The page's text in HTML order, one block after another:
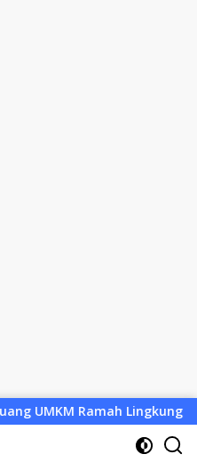
Lingkungan Desa